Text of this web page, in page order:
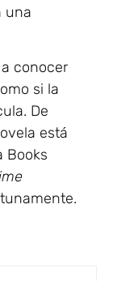
una
conocer
si la
De
está
Books